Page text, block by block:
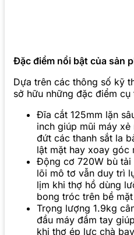
Đặc điểm nổi bật của sản
Dựa trên các thông số kỹ
sở hữu những đặc điểm cụ
Đĩa cắt 125mm lặn
inch giúp mũi máy
đứt các thanh sắt la
lật mặt hay xoay góc
Động cơ 720W bù tải
lõi mô tơ vẫn duy trì
lịm khi thợ hồ dùng
bong tróc trên bề
Trọng lượng 1.9kg
đầu máy đầm tay
khi thợ ép lực chà